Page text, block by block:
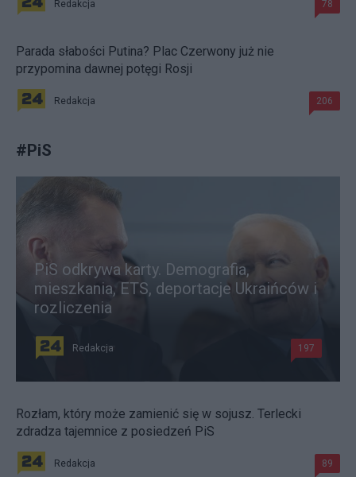
Redakcja 78
Parada słabości Putina? Plac Czerwony już nie
przypomina dawnej potęgi Rosji
Redakcja 206
#PiS
PiS odkrywa karty. Demografia,
mieszkania, ETS, deportacje Ukraińców i
rozliczenia
Redakcja 197
Rozłam, który może zamienić się w sojusz. Terlecki
zdradza tajemnice z posiedzeń PiS
Redakcja 89